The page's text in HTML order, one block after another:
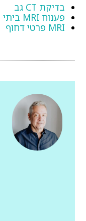
בדיקת CT גב
פענוח MRI ביתי
MRI פרטי דחוף